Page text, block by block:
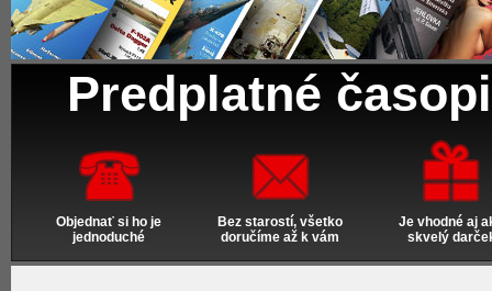
Predplatné
Objednať si ho je
jednoduché
Bez starostí, všetko
doručíme až k vám
Je vhodné aj
skvelý